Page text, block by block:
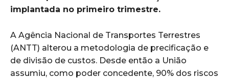
implantada no primeiro trimestre.
A Agência Nacional de Transportes Terrestres
(ANTT) alterou a metodologia de precificação e
de divisão de custos. Desde então a União
assumiu, como poder concedente, 90% dos riscos